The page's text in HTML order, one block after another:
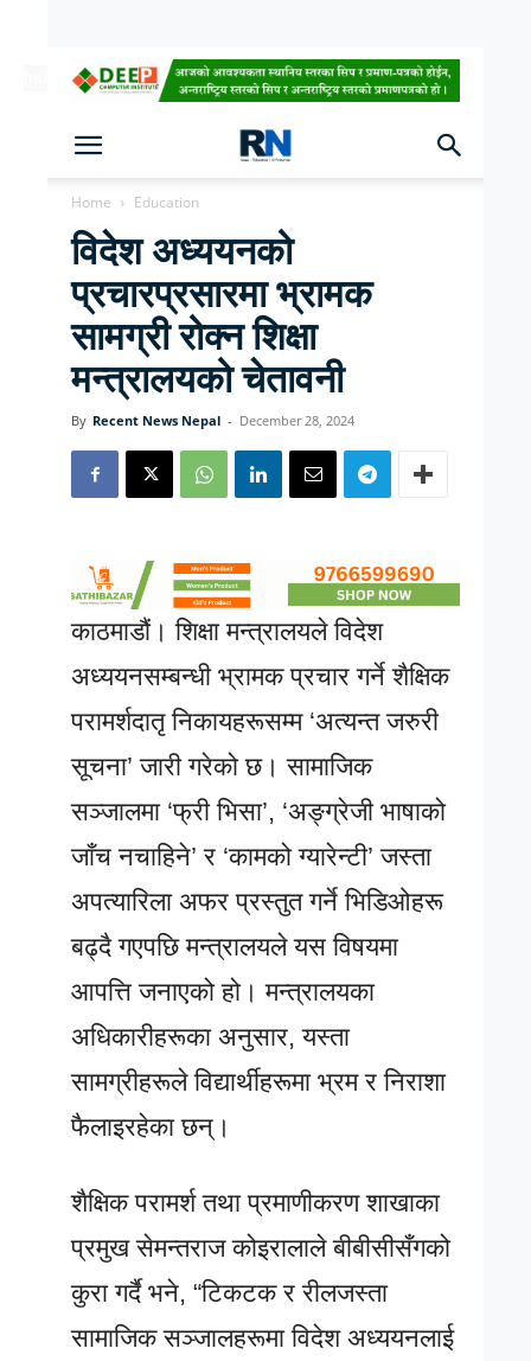
[ndc-today-date]
Home Education
विदेश अध्ययनको
प्रचारप्रसारमा भ्रामक
सामग्री रोक्न शिक्षा
मन्त्रालयको चेतावनी
By Recent News Nepal - December 28, 2024
काठमाडौं। शिक्षा मन्त्रालयले विदेश
अध्ययनसम्बन्धी भ्रामक प्रचार गर्ने शैक्षिक
परामर्शदातृ निकायहरूसम्म ‘अत्यन्त जरुरी
सूचना’ जारी गरेको छ। सामाजिक
सञ्जालमा ‘फ्री भिसा’, ‘अङ्ग्रेजी भाषाको
जाँच नचाहिने’ र ‘कामको ग्यारेन्टी’ जस्ता
अपत्यारिला अफर प्रस्तुत गर्ने भिडिओहरू
बढ्दै गएपछि मन्त्रालयले यस विषयमा
आपत्ति जनाएको हो। मन्त्रालयका
अधिकारीहरूका अनुसार, यस्ता
सामग्रीहरूले विद्यार्थीहरूमा भ्रम र निराशा
फैलाइरहेका छन्।
शैक्षिक परामर्श तथा प्रमाणीकरण शाखाका
प्रमुख सेमन्तराज कोइरालाले बीबीसीसँगको
कुरा गर्दै भने, “टिकटक र रीलजस्ता
सामाजिक सञ्जालहरूमा विदेश अध्ययनलाई